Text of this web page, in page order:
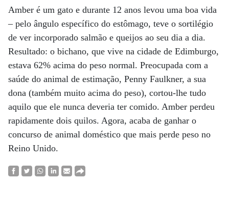
Amber é um gato e durante 12 anos levou uma boa vida
– pelo ângulo específico do estômago, teve o sortilégio
de ver incorporado salmão e queijos ao seu dia a dia.
Resultado: o bichano, que vive na cidade de Edimburgo,
estava 62% acima do peso normal. Preocupada com a
saúde do animal de estimação, Penny Faulkner, a sua
dona (também muito acima do peso), cortou-lhe tudo
aquilo que ele nunca deveria ter comido. Amber perdeu
rapidamente dois quilos. Agora, acaba de ganhar o
concurso de animal doméstico que mais perde peso no
Reino Unido.